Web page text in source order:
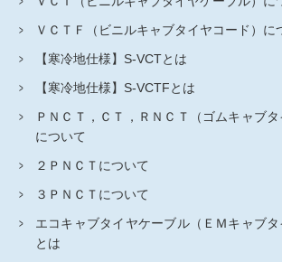
ＶＣＴＦ（ビニルキャブタイヤコード）に
【寒冷地仕様】S-VCTとは
【寒冷地仕様】S-VCTFとは
ＰＮＣＴ，ＣＴ，ＲＮＣＴ（ゴムキャブタ
について
２ＰＮＣＴについて
３ＰＮＣＴについて
エコキャブタイヤケーブル（ＥＭキャブタ
とは